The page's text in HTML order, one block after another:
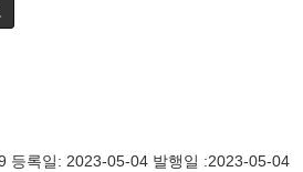
등록일: 2023-05-04 발행일 :2023-05-04